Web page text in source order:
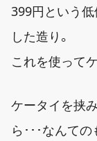
399円という低
した造り。
これを使って
ケータイを挟
ら･･･なんての